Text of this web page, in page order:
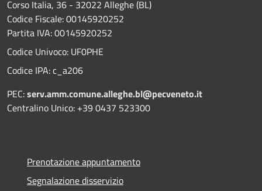
Corso Italia, 36 - 32022 Alleghe (BL)
Codice Fiscale: 00145920252
Partita IVA: 00145920252
Codice Univoco: UF0PHE
Codice IPA: c_a206
PEC:serv.amm.comune.alleghe.bl@pecveneto.it
Centralino Unico: +39 0437 523300
Prenotazione appuntamento
Segnalazione disservizio